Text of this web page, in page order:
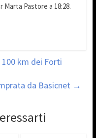
Marta Pastore a 18:28.
km dei Forti
da Basicnet →